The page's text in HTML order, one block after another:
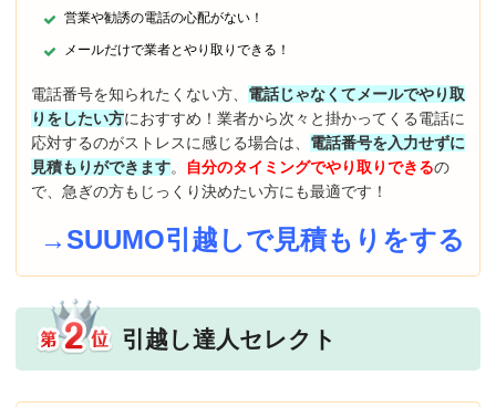
営業や勧誘の電話の心配がない！
メールだけで業者とやり取りできる！
電話番号を知られたくない方、 電話じゃなくてメールでやり取
りをしたい方におすすめ！業者から次々と掛かってくる電話に
応対するのがストレスに感じる場合は、 電話番号を入力せずに
見積もりができます。 自分のタイミングでやり取りできるの
で、急ぎの方もじっくり決めたい方にも最適です！
→SUUMO引越しで見積もりをする
引越し達人セレクト